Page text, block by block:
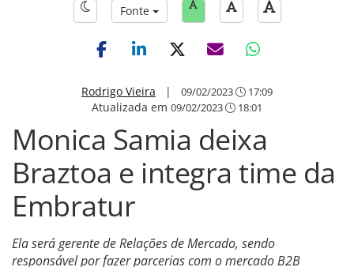
Fonte
Rodrigo Vieira | 09/02/2023 17:09
Atualizada em 09/02/2023 18:01
Monica Samia deixa
Braztoa e integra time da
Embratur
Ela será gerente de Relações de Mercado, sendo
responsável por fazer parcerias com o mercado B2B